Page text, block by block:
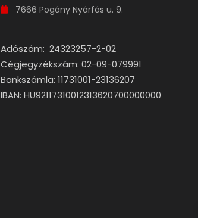
7666 Pogány Nyárfás u. 9.
Adószám: 24323257-2-02
Cégjegyzékszám: 02-09-079991
Bankszámla: 11731001-23136207
IBAN: HU92117310012313620700000000